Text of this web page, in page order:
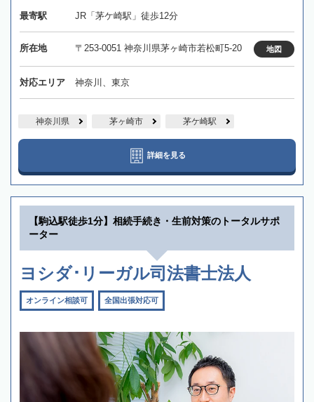
最寄駅 JR「茅ケ崎駅」徒歩12分
所在地 〒253-0051 神奈川県茅ヶ崎市若松町5-20 地図
対応エリア 神奈川、東京
神奈川県 茅ヶ崎市 茅ケ崎駅
詳細を見る
【駒込駅徒歩1分】相続手続き・生前対策のトータルサポ
ーター
ヨシダ･リーガル司法書士法人
オンライン相談可 全国出張対応可